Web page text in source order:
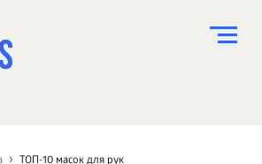
ТОП-10 масок для рук